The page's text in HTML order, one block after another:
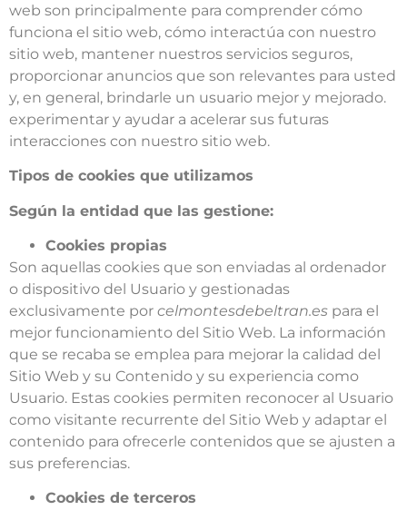
web son principalmente para comprender cómo
funciona el sitio web, cómo interactúa con nuestro
sitio web, mantener nuestros servicios seguros,
proporcionar anuncios que son relevantes para usted
y, en general, brindarle un usuario mejor y mejorado.
experimentar y ayudar a acelerar sus futuras
interacciones con nuestro sitio web.
Tipos de cookies que utilizamos
Según la entidad que las gestione:
Cookies propias
Son aquellas cookies que son enviadas al ordenador
o dispositivo del Usuario y gestionadas
exclusivamente por celmontesdebeltran.es para el
mejor funcionamiento del Sitio Web. La información
que se recaba se emplea para mejorar la calidad del
Sitio Web y su Contenido y su experiencia como
Usuario. Estas cookies permiten reconocer al Usuario
como visitante recurrente del Sitio Web y adaptar el
contenido para ofrecerle contenidos que se ajusten a
sus preferencias.
Cookies de terceros